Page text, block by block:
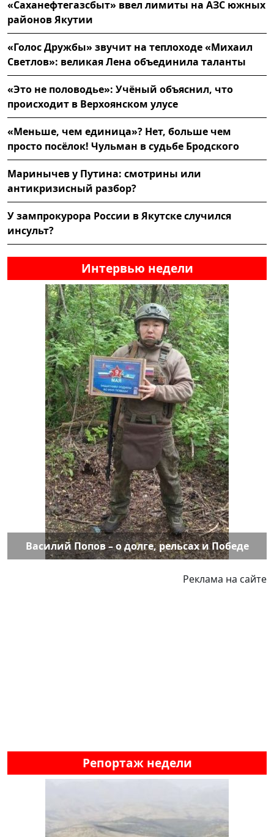
«Саханефтегазсбыт» ввел лимиты на АЗС южных
районов Якутии
«Голос Дружбы» звучит на теплоходе «Михаил
Светлов»: великая Лена объединила таланты
«Это не половодье»: Учёный объяснил, что
происходит в Верхоянском улусе
«Меньше, чем единица»? Нет, больше чем
просто посёлок! Чульман в судьбе Бродского
Маринычев у Путина: смотрины или
антикризисный разбор?
У зампрокурора России в Якутске случился
инсульт?
Интервью недели
Василий Попов – о долге, рельсах и Победе
Реклама на сайте
Репортаж недели